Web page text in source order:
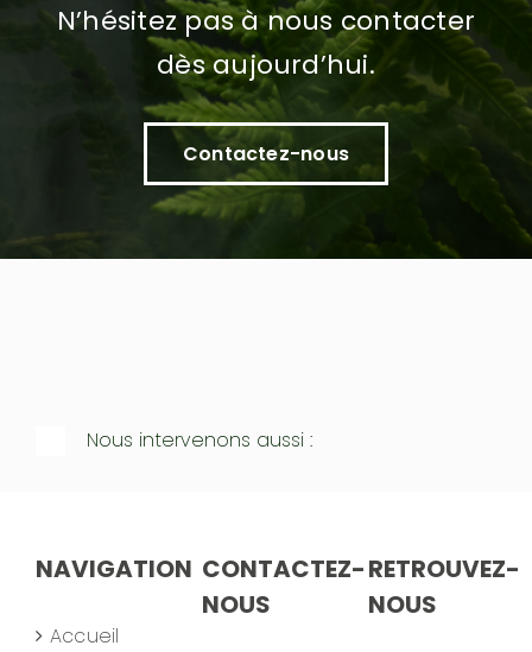
N’hésitez pas à nous contacter
dès aujourd’hui.
Contactez-nous
Nous intervenons aussi :
NAVIGATION
Accueil
CONTACTEZ-
NOUS
RETROUVEZ-
NOUS